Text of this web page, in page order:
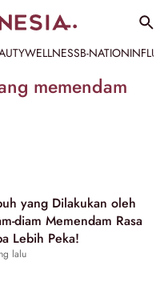
WELLNESSB-NATION
memendam
yang Dilakukan oleh
diam Memendam Rasa
Lebih Peka!
lalu